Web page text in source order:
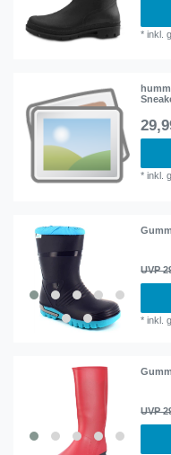
*inkl.
*inkl.
UVP
*inkl.
UVP